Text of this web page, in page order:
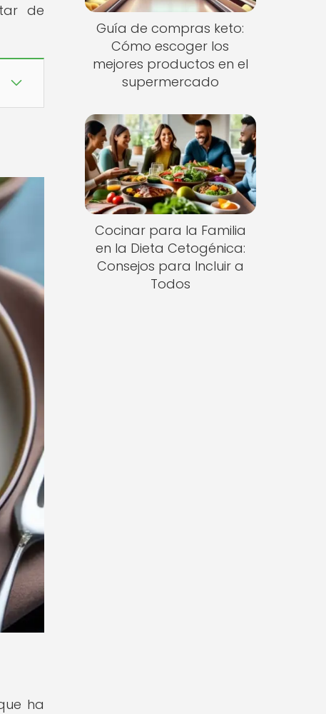
de
ha
Guía de compras keto:
Cómo escoger los
mejores productos en el
supermercado
Cocinar para la Familia
en la Dieta Cetogénica:
Consejos para Incluir a
Todos